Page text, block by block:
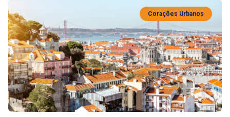
deslumbrantes. Fonte de inspiração para artistas, […]
Corações Urbanos